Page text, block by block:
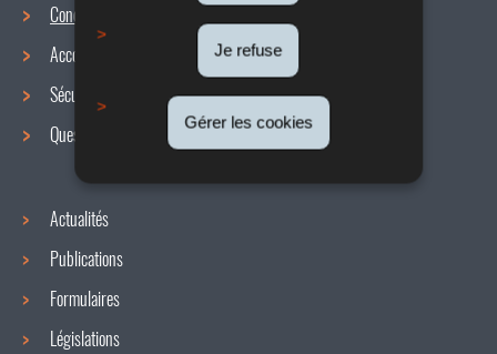
Je refuse
Gérer les cookies
Menu
de
navigation
Conditions de travail
Accords collectifs
Sécurité / Santé au travail
Questions / réponses
Actualités
Publications
Formulaires
Législations